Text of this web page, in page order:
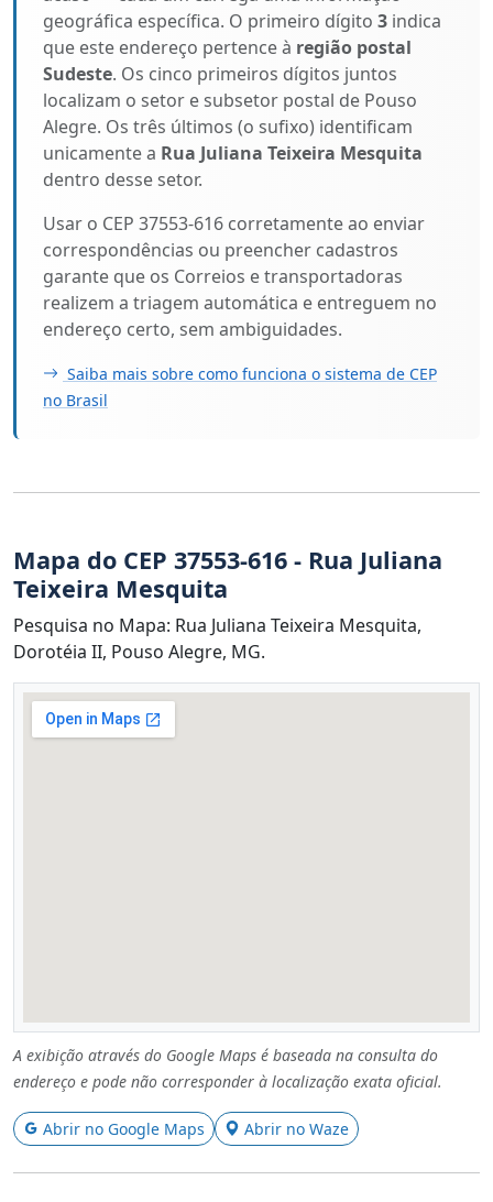
geográfica específica. O primeiro dígito 3 indica
que este endereço pertence à região postal
Sudeste. Os cinco primeiros dígitos juntos
localizam o setor e subsetor postal de Pouso
Alegre. Os três últimos (o sufixo) identificam
unicamente a Rua Juliana Teixeira Mesquita
dentro desse setor.
Usar o CEP 37553-616 corretamente ao enviar
correspondências ou preencher cadastros
garante que os Correios e transportadoras
realizem a triagem automática e entreguem no
endereço certo, sem ambiguidades.
Saiba mais sobre como funciona o sistema de CEP
no Brasil
Mapa do CEP 37553-616 - Rua Juliana
Teixeira Mesquita
Pesquisa no Mapa: Rua Juliana Teixeira Mesquita,
Dorotéia II, Pouso Alegre, MG.
A exibição através do Google Maps é baseada na consulta do
endereço e pode não corresponder à localização exata oficial.
Abrir no Google Maps Abrir no Waze